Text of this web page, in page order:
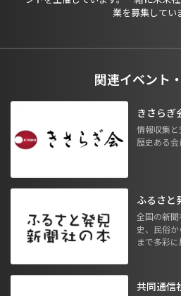
業を募集してい
関連イベント
きさらぎ
情報収集
歴史ある
ふるさと
全国の新
史、民俗
まで多彩に
共同通信